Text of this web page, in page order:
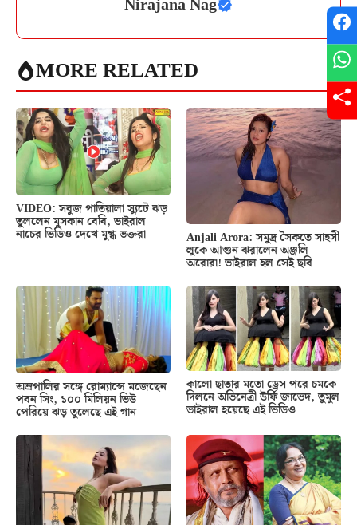
MORE RELATED
VIDEO: সবুজ পাতিয়ালা স্যুটে ঝড়
তুললেন মুসকান বেবি, ভাইরাল
নাচের ভিডিও দেখে মুগ্ধ ভক্তরা Anjali Arora: সমুদ্র সৈকতে সাহসী
লুকে আগুন ঝরালেন অঞ্জলি
অরোরা! ভাইরাল হল সেই ছবি
অম্রপালির সঙ্গে রোম্যান্সে মজেছেন
পবন সিং, ১০০ মিলিয়ন ভিউ
পেরিয়ে ঝড় তুলেছে এই গান
কালো ছাতার মতো ড্রেস পরে চমকে
দিলনে অভিনেত্রী উর্ফি জাভেদ, তুমুল
ভাইরাল হয়েছে এই ভিডিও